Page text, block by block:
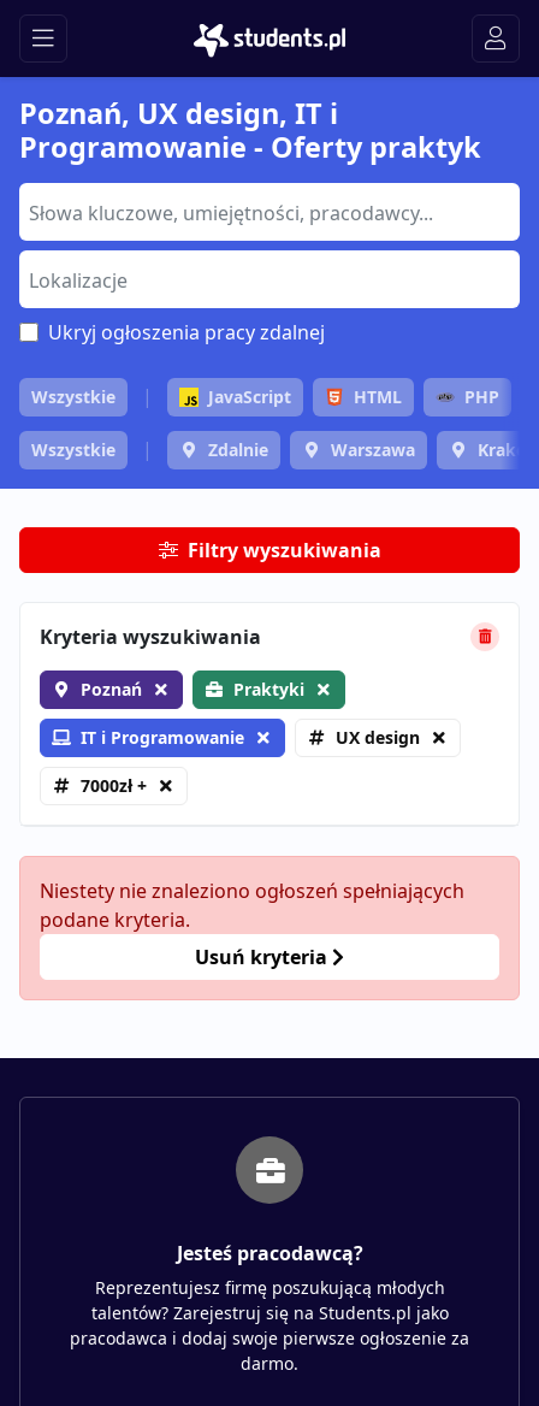
Poznań, UX design, IT i
Programowanie - Oferty praktyk
Ukryj ogłoszenia pracy zdalnej
Wszystkie JavaScript HTML PHP
Wszystkie Zdalnie Warszawa
Filtry wyszukiwania
Kryteria wyszukiwania
Poznań Praktyki
IT i Programowanie UX design
7000zł +
Niestety nie znaleziono ogłoszeń spełniających
podane kryteria.
Usuń kryteria
Jesteś pracodawcą?
Reprezentujesz firmę poszukującą młodych
talentów? Zarejestruj się na Students.pl jako
pracodawca i dodaj swoje pierwsze ogłoszenie za
darmo.